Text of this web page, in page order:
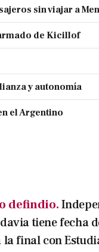
sin viajar a
de Kicillof
y autonomía
el Argentino
defindio.
tiene fecha
la final con